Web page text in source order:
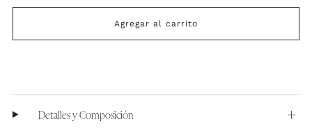
Agregar al carrito
Detalles y Composición